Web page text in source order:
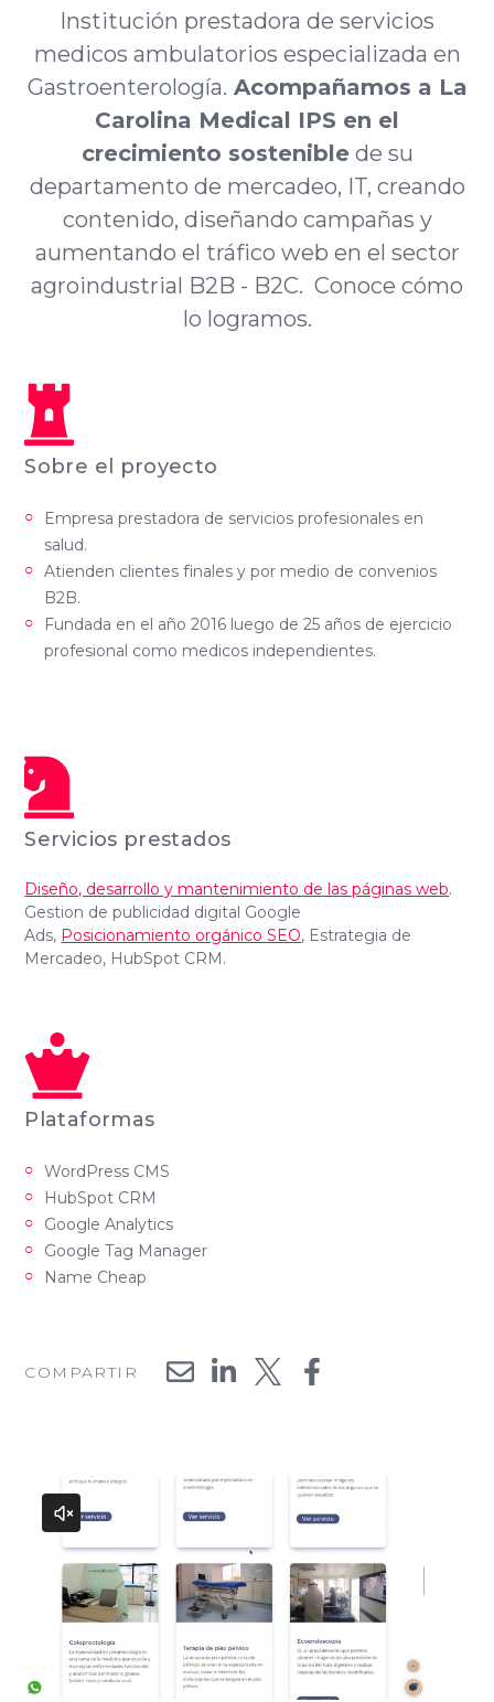
Institución prestadora de servicios
medicos ambulatorios especializada en
Gastroenterología. Acompañamos a La
Carolina Medical IPS en el
crecimiento sostenible de su
departamento de mercadeo, IT, creando
contenido, diseñando campañas y
aumentando el tráfico web en el sector
agroindustrial B2B - B2C. Conoce cómo
lo logramos.
Sobre el proyecto
Empresa prestadora de servicios profesionales en
salud.
Atienden clientes finales y por medio de convenios
B2B.
Fundada en el año 2016 luego de 25 años de ejercicio
profesional como medicos independientes.
Servicios prestados
Diseño, desarrollo y mantenimiento de las páginas web.
Gestion de publicidad digital Google
Ads, Posicionamiento orgánico SEO, Estrategia de
Mercadeo, HubSpot CRM.
Plataformas
WordPress CMS
HubSpot CRM
Google Analytics
Google Tag Manager
Name Cheap
COMPARTIR